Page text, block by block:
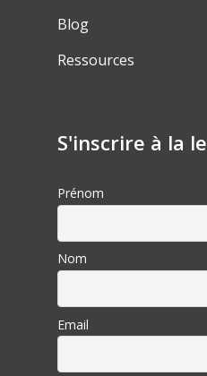
Blog
Ressources
S'inscrire à la
Prénom
Nom
Email